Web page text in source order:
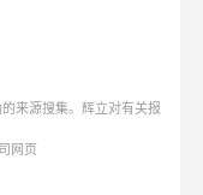
来源搜集。辉立对有关报
网页